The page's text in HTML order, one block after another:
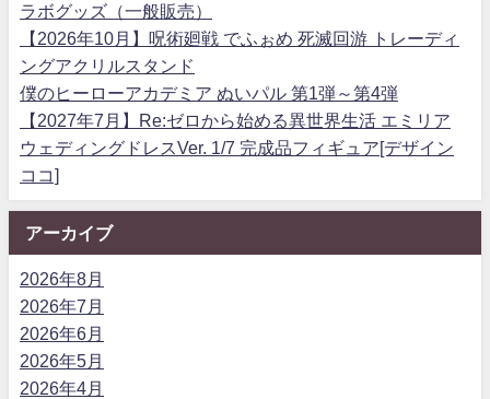
ラボグッズ（一般販売）
【2026年10月】呪術廻戦 でふぉめ 死滅回游 トレーディ
ングアクリルスタンド
僕のヒーローアカデミア ぬいパル 第1弾～第4弾
【2027年7月】Re:ゼロから始める異世界生活 エミリア
ウェディングドレスVer. 1/7 完成品フィギュア[デザイン
ココ]
アーカイブ
2026年8月
2026年7月
2026年6月
2026年5月
2026年4月